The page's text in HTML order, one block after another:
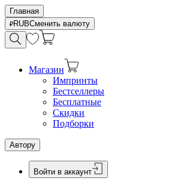
Главная
RUBСменить валюту
Магазин
Импринты
Бестселлеры
Бесплатные
Скидки
Подборки
Автору
Войти в аккаунт